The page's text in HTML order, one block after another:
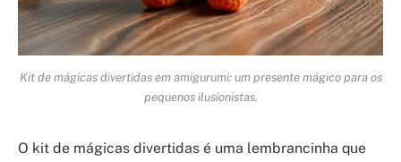
Kit de mágicas divertidas em amigurumi: um presente mágico para os
pequenos ilusionistas.
O kit de mágicas divertidas é uma lembrancinha que